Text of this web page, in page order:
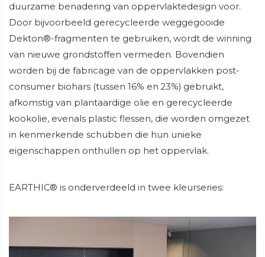
duurzame benadering van oppervlaktedesign voor.
Door bijvoorbeeld gerecycleerde weggegooide
Dekton®-fragmenten te gebruiken, wordt de winning
van nieuwe grondstoffen vermeden. Bovendien
worden bij de fabricage van de oppervlakken post-
consumer biohars (tussen 16% en 23%) gebruikt,
afkomstig van plantaardige olie en gerecycleerde
kookolie, evenals plastic flessen, die worden omgezet
in kenmerkende schubben die hun unieke
eigenschappen onthullen op het oppervlak.
EARTHIC® is onderverdeeld in twee kleurseries: